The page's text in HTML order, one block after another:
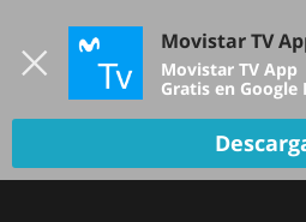
Movistar TV
Movistar TV App
Gratis en Google